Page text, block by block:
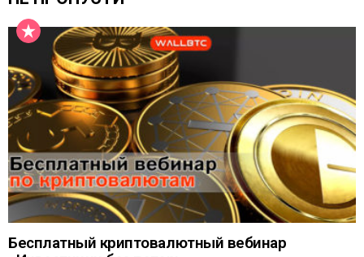
Бесплатный криптовалютный вебинар